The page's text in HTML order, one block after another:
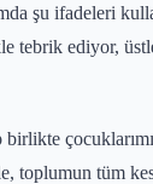
şu ifadeleri
tebrik ediyor,
toplumun tüm